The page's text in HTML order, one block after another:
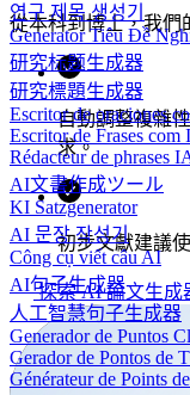
연구 제목 생성기
Generator Tiêu Đề
研究标题生成器
研究標題生成器
Escritor de oraciones
Escritor de Frases com
Rédacteur de phrases
AI文書作成ツール
KI Satzgenerator
AI 문장 작성기
Công cụ viết câu AI
AI句子生成器
人工智慧句子生成器
Generador de Puntos
Gerador de Pontos de
Générateur de Points
從本科到博士，我們
自動調整複雜
求。
初步文獻建議
探索 AI 論文生成